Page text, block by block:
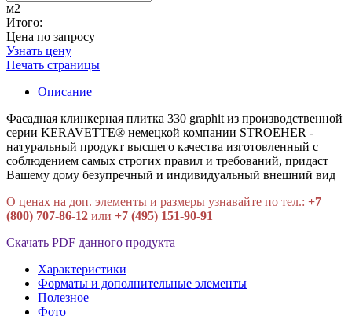
м2
Итого:
Цена по запросу
Узнать цену
Печать страницы
Описание
Фасадная клинкерная плитка 330 graphit из производственной
серии KERAVETTE® немецкой компании STROEHER -
натуральный продукт высшего качества изготовленный с
соблюдением самых строгих правил и требований, придаст
Вашему дому безупречный и индивидуальный внешний вид
О ценах на доп. элементы и размеры узнавайте по тел.: +7
(800) 707-86-12 или +7 (495) 151-90-91
Скачать PDF данного продукта
Характеристики
Форматы и дополнительные элементы
Полезное
Фото